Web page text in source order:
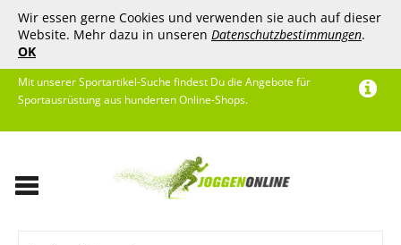
Wir essen gerne Cookies und verwenden sie auch auf dieser
Website. Mehr dazu in unseren Datenschutzbestimmungen.
OK
Mit unserer Sportartikel-Suche findest Du die Angebote für
Sportausrüstung aus hunderten Online-Shops.